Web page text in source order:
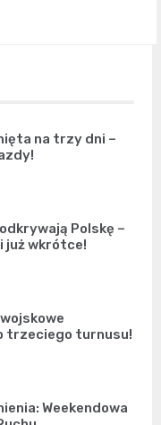
na trzy dni –
Polskę –
już wkrótce!
trzeciego turnusu!
Weekendowa